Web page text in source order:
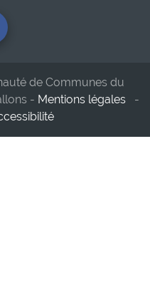
de Communes du
- Mentions légales -